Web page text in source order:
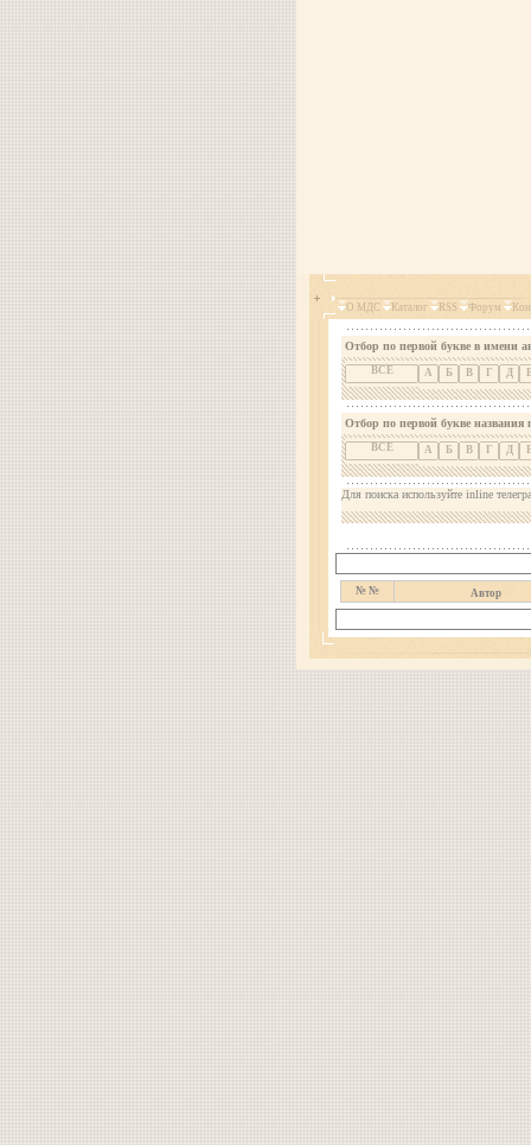
О МДС Каталог RSS Форум
Отбор по первой букве в имени
ВСЕ А Б В Г Д
Отбор по первой букве названия
ВСЕ А Б В Г Д
Для поиска используйте inline
№ № Автор